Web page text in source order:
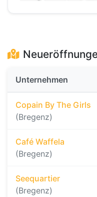
Unternehmen
Copain By The Girls
(Bregenz)
Café Waffela
(Bregenz)
Seequartier
(Bregenz)